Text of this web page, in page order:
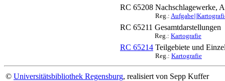
RC 65208 Nachschlagewerke,
Reg.:
RC 65211 Gesamtdarstellungen
Reg.: Kartografie
RC 65214 Teilgebiete und
Reg.: Kartografie
© Universitätsbibliothek Regensburg, realisiert von Sepp Kuffer